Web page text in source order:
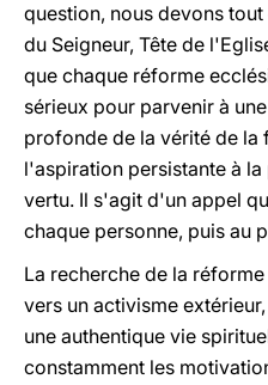
question, nous devons
du Seigneur, Tête de
que chaque réforme
sérieux pour parvenir à
profonde de la vérité de la
l'aspiration persistante à
vertu. Il s'agit d'un appel
chaque personne, puis au
La recherche de la
vers un activisme
une authentique vie
constamment les